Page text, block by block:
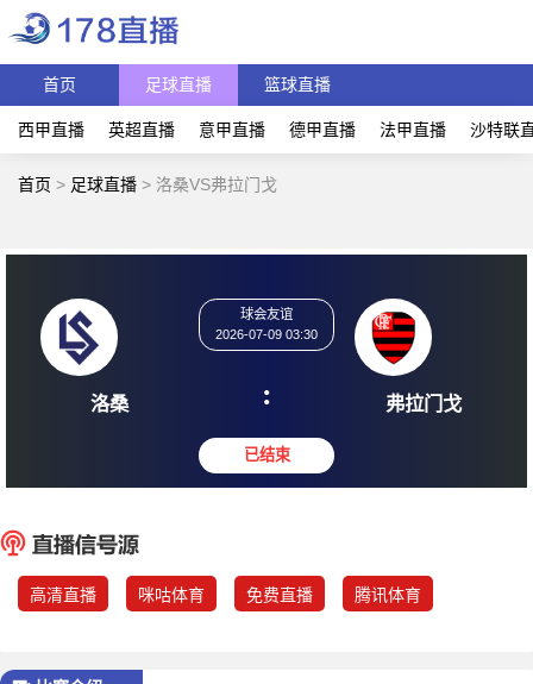
首页 足球直播 篮球直播
西甲直播 英超直播 意甲直播 德甲直播 法甲直播 沙特联
首页 > 足球直播 > 洛桑VS弗拉门戈
洛桑
2026-07-09 03:30
: 弗拉
高清直播 咪咕体育 免费直播 腾讯体育